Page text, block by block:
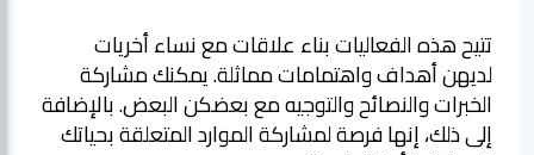
تتيح هذه الفعاليات بناء علاقات مع نساء أخريات
لديهن أهداف واهتمامات مماثلة. يمكنك مشاركة
الخبرات والنصائح والتوجيه مع بعضكن البعض. بالإضافة
إلى ذلك، إنها فرصة لمشاركة الموارد المتعلقة بحياتك